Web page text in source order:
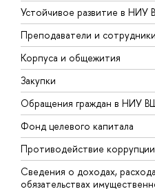
Устойчивое развитие в НИУ
Преподаватели и сотрудники
Корпуса и общежития
Закупки
Обращения граждан в НИУ
Фонд целевого капитала
Противодействие коррупции
Сведения о доходах,
обязательствах